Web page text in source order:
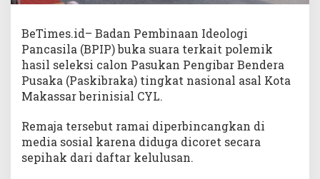
BeTimes.id– Badan Pembinaan Ideologi
Pancasila (BPIP) buka suara terkait polemik
hasil seleksi calon Pasukan Pengibar Bendera
Pusaka (Paskibraka) tingkat nasional asal Kota
Makassar berinisial CYL.
Remaja tersebut ramai diperbincangkan di
media sosial karena diduga dicoret secara
sepihak dari daftar kelulusan.